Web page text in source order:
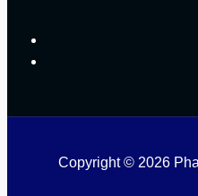
Copyright © 2026